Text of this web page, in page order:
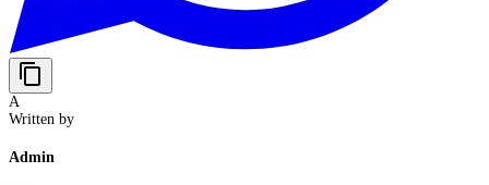
content_copy
A
Written by
Admin